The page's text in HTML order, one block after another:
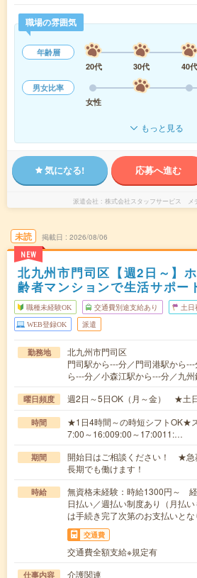
職場の雰囲気
年齢層
20代
30代 40代
男女比率
女性
もっと見る
気になる! 応募へ進む
派遣会社 株式会社スタッフサービス メ
未読
NEW
掲載日 2026/08/06
北九州市門司区【週2日～】
齢者マンションで生活サポー
職種未経験OK 交通費別途支給あり 土日
WEB登録OK 派遣
勤務地
北九州市門司区
門司駅から---分／門司港駅から
ら---分／小森江駅から---分／九
曜日頻度 週2日～5日OK（月～金） ★土
時間
★1日4時間～の時短シフトOK★
7:00～16:009:00～17:0011:…
期間
開始日はご相談ください！ ★急
長期でも働けます！
時給
無資格未経験：時給1300円～
日払い／週払い制度あり（月払
は手続き完了次第のお支払いとな
交通費
交通費全額支給※規定有
仕事内容 介護関連